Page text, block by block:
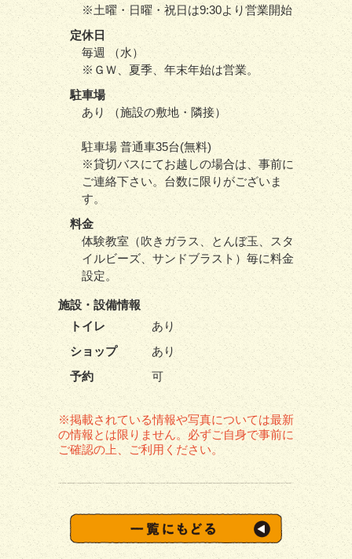
※土曜・日曜・祝日は9:30より営業開始
定休日
毎週 （水）
※ＧＷ、夏季、年末年始は営業。
駐車場
あり （施設の敷地・隣接）
駐車場 普通車35台(無料)
※貸切バスにてお越しの場合は、事前に
ご連絡下さい。台数に限りがございま
す。
料金
体験教室（吹きガラス、とんぼ玉、スタ
イルビーズ、サンドブラスト）毎に料金
設定。
施設・ 設備情報
トイレ
あり
ショップ
あり
予約
可
※掲載されている情報や写真については最新
の情報とは限りません。必ずご自身で事前に
ご確認の上、ご利用ください。